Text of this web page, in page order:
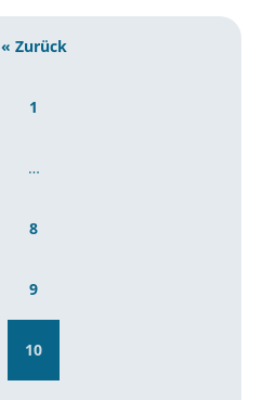
« Zurück
1
…
8
9
10